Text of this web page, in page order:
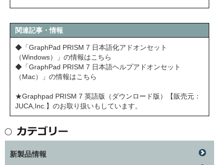
関連記事・情報
◆「GraphPad PRISM 7 日本語化アドオンセット
（Windows）」の情報はこちら
◆「GraphPad PRISM 7 日本語ヘルプアドオンセット
（Mac）」の情報はこちら
★Graphpad PRISM 7 英語版（ダウンロード版）【販売元：
JUCA,Inc.】のお取り扱いもしています。
新製品情報